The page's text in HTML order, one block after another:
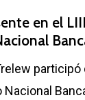
en el
participó
Nacional